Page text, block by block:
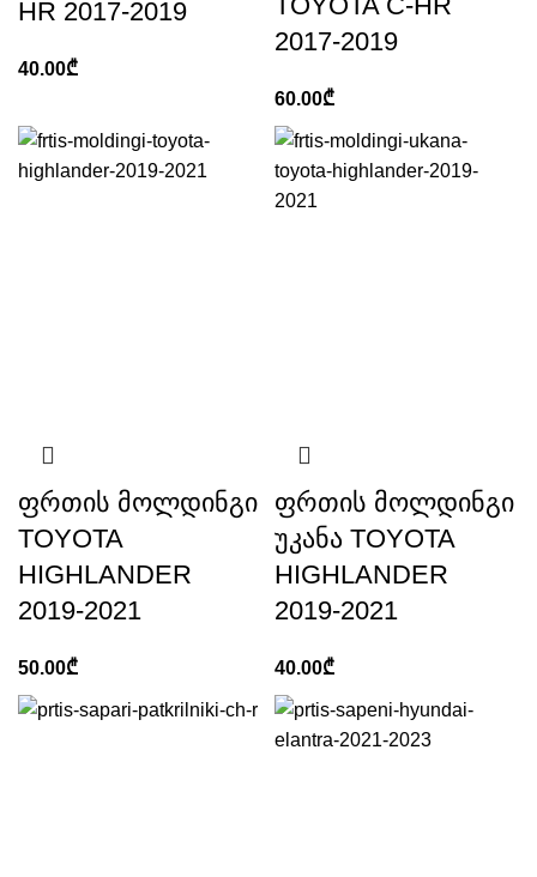
HR 2017-2019
40.00₾
2017-2019
60.00₾
ფრთის მოლდინგი
TOYOTA
HIGHLANDER
2019-2021
50.00₾
ფრთის მოლდინგი
უკანა TOYOTA
HIGHLANDER
2019-2021
40.00₾